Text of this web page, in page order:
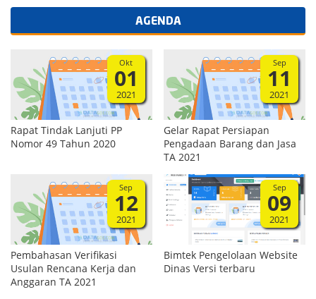
AGENDA
Okt
01
2021
Rapat Tindak Lanjuti PP
Nomor 49 Tahun 2020
Sep
11
2021
Gelar Rapat Persiapan
Pengadaan Barang dan Jasa
TA 2021
Sep
12
2021
Pembahasan Verifikasi
Usulan Rencana Kerja dan
Anggaran TA 2021
Sep
09
2021
Bimtek Pengelolaan Website
Dinas Versi terbaru